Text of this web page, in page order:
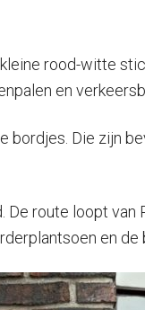
rood-witte
en
Die zijn
route loopt
en de